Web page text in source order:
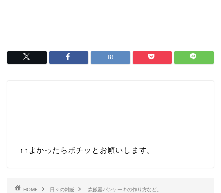
↑↑ よかったらポチッとお願いします。
HOME 日々の雑感 炊飯器パンケーキの作り方など。